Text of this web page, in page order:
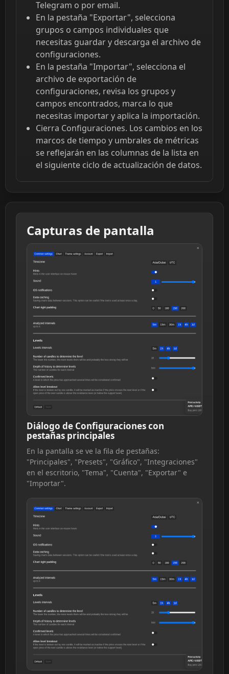
Telegram o por email.
En la pestaña "Exportar", selecciona
grupos o campos individuales que
necesitas guardar y descarga el archivo de
configuraciones.
En la pestaña "Importar", selecciona el
archivo de exportación de
configuraciones, revisa los grupos y
campos encontrados, marca lo que
necesitas importar y aplica la importación.
Cierra Configuraciones. Los cambios en los
marcos de tiempo y umbrales de métricas
se reflejarán en las columnas de la lista en
el siguiente ciclo de actualización de datos.
Capturas de pantalla
Diálogo de Configuraciones con
pestañas principales
En la pantalla se ve la fila de pestañas:
"Principales", "Presets", "Gráfico", "Integraciones"
en el escritorio, "Tema", "Cuenta", "Exportar" e
"Importar".